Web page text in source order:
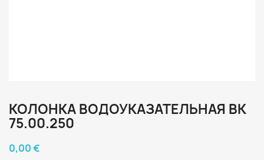
КОЛОНКА ВОДОУКАЗАТЕЛЬНАЯ ВК
75.00.250
0,00 €